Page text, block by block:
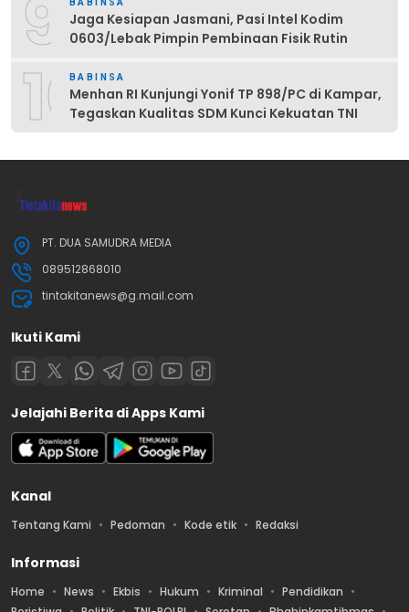
9
Jaga Kesiapan Jasmani, Pasi Intel Kodim
0603/Lebak Pimpin Pembinaan Fisik Rutin
10BABINSA
Menhan RI Kunjungi Yonif TP 898/PC di Kampar,
Tegaskan Kualitas SDM Kunci Kekuatan TNI
PT. DUA SAMUDRA MEDIA
089512868010
tintakitanews@g.mail.com
Ikuti Kami
Jelajahi Berita di Apps Kami
Kanal
Tentang Kami Pedoman Kode etik Redaksi
Informasi
Home News Ekbis Hukum Kriminal
Pendidikan